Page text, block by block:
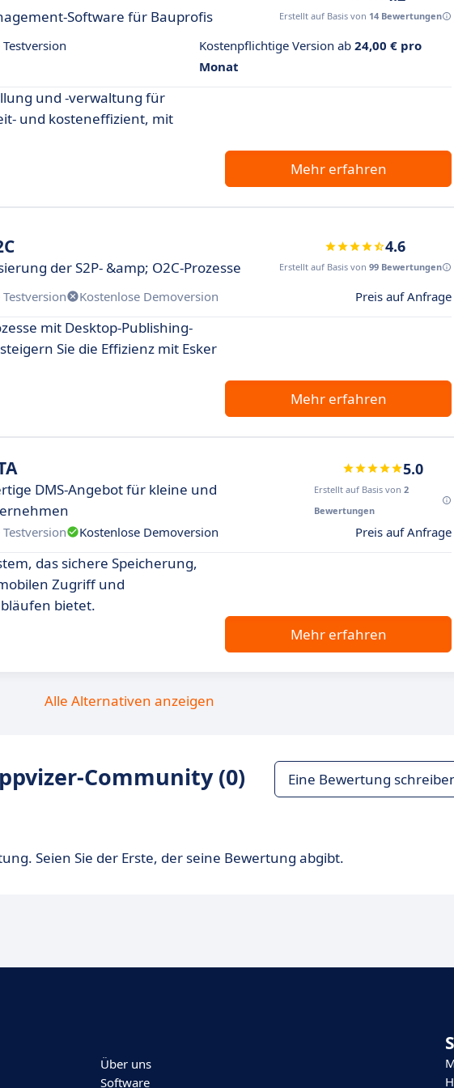
Software für Bauprofis Erstellt auf Basis von 14 Bewertungen
Kostenpflichtige Version ab 24,00 € pro
Monat
und -verwaltung für
und kosteneffizient, mit
Mehr erfahren
der S2P- &amp; O2C-Prozesse
4.6
Erstellt auf Basis von 99 Bewertungen
Kostenlose Demoversion Preis auf Anfrage
mit Desktop-Publishing-
Sie die Effizienz mit Esker
Mehr erfahren
DMS-Angebot für kleine und
5.0
Erstellt auf Basis von2
Bewertungen
Kostenlose Demoversion Preis auf Anfrage
das sichere Speicherung,
Zugriff und
bietet.
Mehr erfahren
Alle Alternativen anzeigen
Community (0) Eine Bewertung
Seien Sie der Erste, der seine Bewertung abgibt.
Über uns
Software